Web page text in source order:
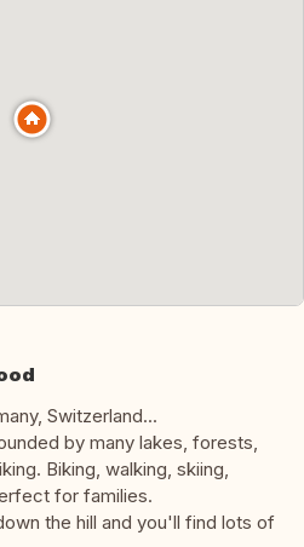
Switzerland...
by many lakes, forests,
Biking, walking, skiing,
for families.
the hill and you'll find lots of